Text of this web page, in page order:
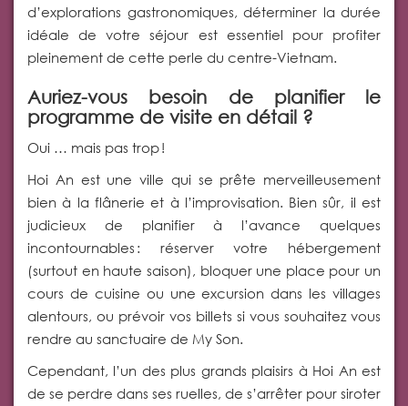
d’explorations gastronomiques, déterminer la durée
idéale de votre séjour est essentiel pour profiter
pleinement de cette perle du centre-Vietnam.
Auriez-vous besoin de planifier le
programme de visite en détail ?
Oui … mais pas trop !
Hoi An est une ville qui se prête merveilleusement
bien à la flânerie et à l’improvisation. Bien sûr, il est
judicieux de planifier à l’avance quelques
incontournables : réserver votre hébergement
(surtout en haute saison), bloquer une place pour un
cours de cuisine ou une excursion dans les villages
alentours, ou prévoir vos billets si vous souhaitez vous
rendre au sanctuaire de My Son.
Cependant, l’un des plus grands plaisirs à Hoi An est
de se perdre dans ses ruelles, de s’arrêter pour siroter